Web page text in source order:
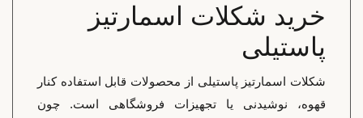
خرید شکلات اسمارتیز
پاستیلی
شکلات اسمارتیز پاستیلی از محصولات قابل استفاده کنار
قهوه، نوشیدنی یا تجهیزات فروشگاهی است. چون